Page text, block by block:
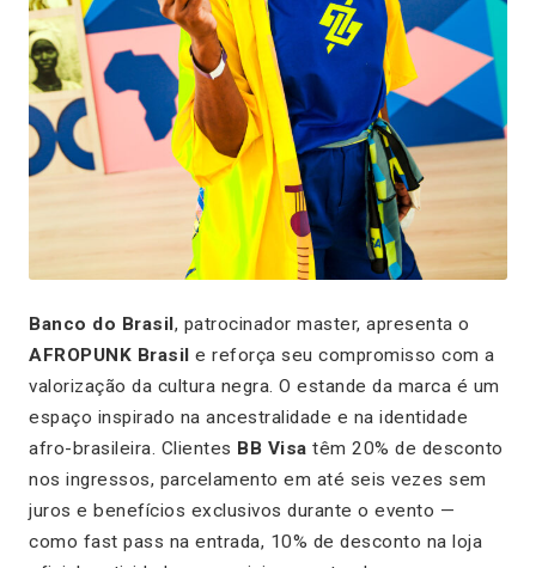
Banco do Brasil , patrocinador master, apresenta o
AFROPUNK Brasil e reforça seu compromisso com a
valorização da cultura negra. O estande da marca é um
espaço inspirado na ancestralidade e na identidade
afro-brasileira. Clientes BB Visa têm 20% de desconto
nos ingressos, parcelamento em até seis vezes sem
juros e benefícios exclusivos durante o evento —
como fast pass na entrada, 10% de desconto na loja